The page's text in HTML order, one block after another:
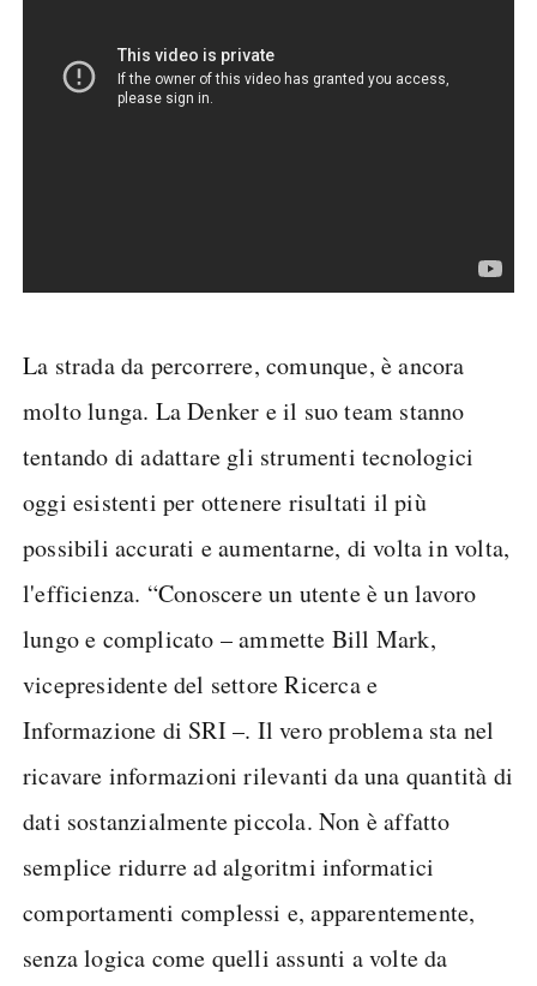
La strada da percorrere, comunque, è ancora
molto lunga. La Denker e il suo team stanno
tentando di adattare gli strumenti tecnologici
oggi esistenti per ottenere risultati il più
possibili accurati e aumentarne, di volta in volta,
l'efficienza. “Conoscere un utente è un lavoro
lungo e complicato – ammette Bill Mark,
vicepresidente del settore Ricerca e
Informazione di SRI –. Il vero problema sta nel
ricavare informazioni rilevanti da una quantità di
dati sostanzialmente piccola. Non è affatto
semplice ridurre ad algoritmi informatici
comportamenti complessi e, apparentemente,
senza logica come quelli assunti a volte da